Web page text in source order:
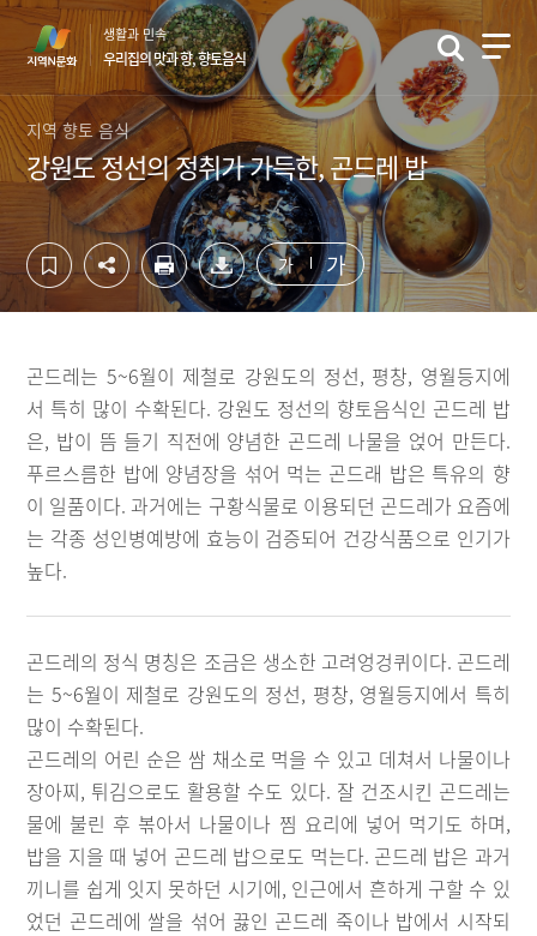
컨
영
역
바
로
가
하
역
바
로
가
기
생활과 민속
우리집의 맛과 향, 향토음식
지역 향토 음식
강원도 정선의 정취가 가득한, 곤드레 밥
가 가
곤드레는 5~6월이 제철로 강원도의 정선, 평창, 영월등지에
서 특히 많이 수확된다. 강원도 정선의 향토음식인 곤드레 밥
은, 밥이 뜸 들기 직전에 양념한 곤드레 나물을 얹어 만든다.
푸르스름한 밥에 양념장을 섞어 먹는 곤드래 밥은 특유의 향
이 일품이다. 과거에는 구황식물로 이용되던 곤드레가 요즘에
는 각종 성인병예방에 효능이 검증되어 건강식품으로 인기가
높다.
곤드레의 정식 명칭은 조금은 생소한 고려엉겅퀴이다. 곤드레
는 5~6월이 제철로 강원도의 정선, 평창, 영월등지에서 특히
많이 수확된다.
곤드레의 어린 순은 쌈 채소로 먹을 수 있고 데쳐서 나물이나
장아찌, 튀김으로도 활용할 수도 있다. 잘 건조시킨 곤드레는
물에 불린 후 볶아서 나물이나 찜 요리에 넣어 먹기도 하며,
밥을 지을 때 넣어 곤드레 밥으로도 먹는다. 곤드레 밥은 과거
끼니를 쉽게 잇지 못하던 시기에, 인근에서 흔하게 구할 수 있
었던 곤드레에 쌀을 섞어 끓인 곤드레 죽이나 밥에서 시작되